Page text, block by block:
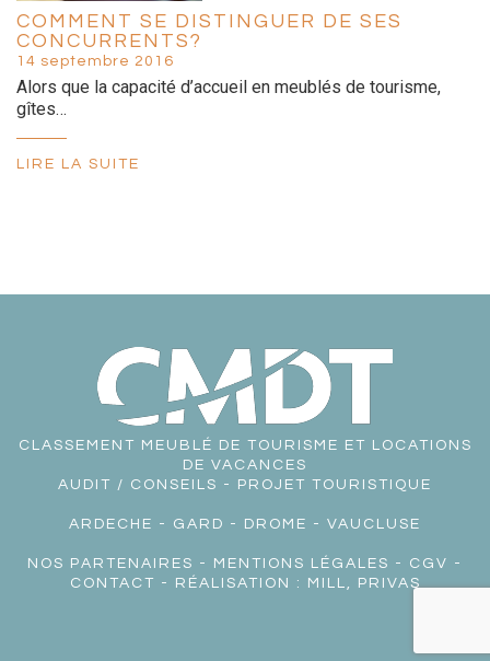
COMMENT SE DISTINGUER DE SES
CONCURRENTS?
14 septembre 2016
Alors que la capacité d’accueil en meublés de tourisme,
gîtes…
LIRE LA SUITE
CLASSEMENT MEUBLÉ DE TOURISME ET LOCATIONS
DE VACANCES
AUDIT / CONSEILS - PROJET TOURISTIQUE
ARDECHE - GARD - DROME - VAUCLUSE
NOS PARTENAIRES - MENTIONS LÉGALES - CGV -
CONTACT - RÉALISATION : MILL, PRIVAS